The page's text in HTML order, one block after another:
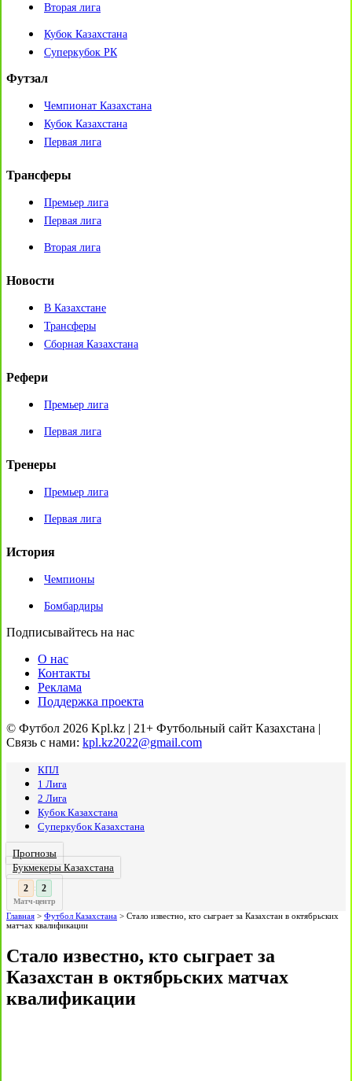
Вторая лига
Кубок Казахстана
Суперкубок РК
Футзал
Чемпионат Казахстана
Кубок Казахстана
Первая лига
Трансферы
Премьер лига
Первая лига
Вторая лига
Новости
В Казахстане
Трансферы
Сборная Казахстана
Рефери
Премьер лига
Первая лига
Тренеры
Премьер лига
Первая лига
История
Чемпионы
Бомбардиры
Подписывайтесь на нас
О нас
Контакты
Реклама
Поддержка проекта
© Футбол 2026 Kpl.kz | 21+ Футбольный сайт Казахстана |
Связь с нами: kpl.kz2022@gmail.com
КПЛ
1 Лига
2 Лига
Кубок Казахстана
Суперкубок Казахстана
Прогнозы
Букмекеры Казахстана
3
:
Матч-центр
Главная > Футбол Казахстана > Стало известно, кто сыграет за Казахстан в октябрьских
матчах квалификации
Стало известно, кто сыграет за
Казахстан в октябрьских матчах
квалификации